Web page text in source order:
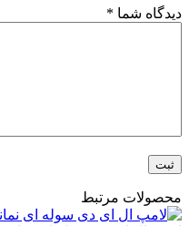
دیدگاه شما *
محصولات مرتبط